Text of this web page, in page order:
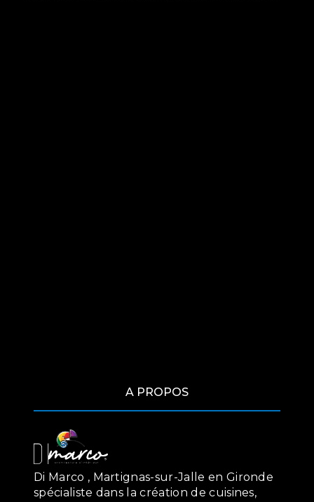
A PROPOS
Di Marco , Martignas-sur-Jalle en Gironde
spécialiste dans la création de cuisines,